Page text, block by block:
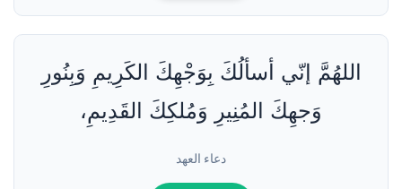
اللهُمَّ إنّي أسألُكَ بِوَجْهِكَ الكَرِيمِ وَبِنُورِ
وَجهِكَ المُنِيرِ وَمُلكِكَ القَدِيمِ،
دعاء العهد